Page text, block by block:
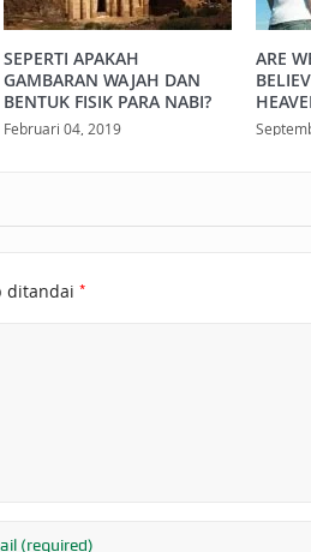
SEPERTI APAKAH
GAMBARAN WAJAH DAN
BENTUK FISIK PARA NABI?
Februari 04, 2019
ARE
ditandai *